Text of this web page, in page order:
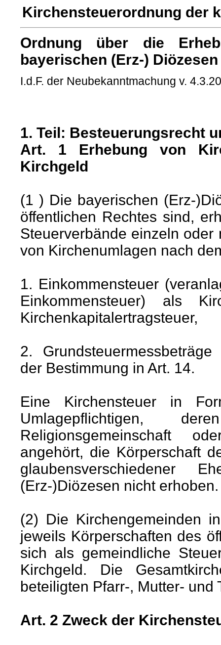
Kirchensteuerordnung der
Ordnung über die
bayerischen (Erz-)
I.d.F. der Neubekanntmachung v.
1. Teil: Besteuerungsrecht
Art. 1 Erhebung von
Kirchgeld
(1 ) Die bayerischen (Erz-
öffentlichen Rechtes sind,
Steuerverbände einzeln
von Kirchenumlagen nach
1. Einkommensteuer
Einkommensteuer) als
Kirchenkapitalertragsteuer,
2.
der Bestimmung in Art. 14.
Eine Kirchensteuer in
Umlagepflichtigen,
Religionsgemeinschaft
angehört, die Körperschaft
glaubensverschiedener
(Erz-)Diözesen nicht erhoben.
(2) Die Kirchengemeinden
jeweils Körperschaften des
sich als gemeindliche
Kirchgeld. Die
beteiligten Pfarr-, Mutter-
Art. 2 Zweck der